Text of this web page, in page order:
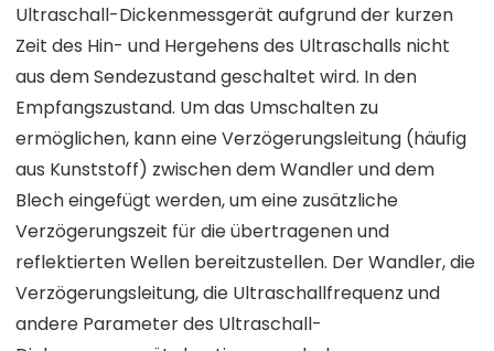
Ultraschall-Dickenmessgerät aufgrund der kurzen
Zeit des Hin- und Hergehens des Ultraschalls nicht
aus dem Sendezustand geschaltet wird. In den
Empfangszustand. Um das Umschalten zu
ermöglichen, kann eine Verzögerungsleitung (häufig
aus Kunststoff) zwischen dem Wandler und dem
Blech eingefügt werden, um eine zusätzliche
Verzögerungszeit für die übertragenen und
reflektierten Wellen bereitzustellen. Der Wandler, die
Verzögerungsleitung, die Ultraschallfrequenz und
andere Parameter des Ultraschall-